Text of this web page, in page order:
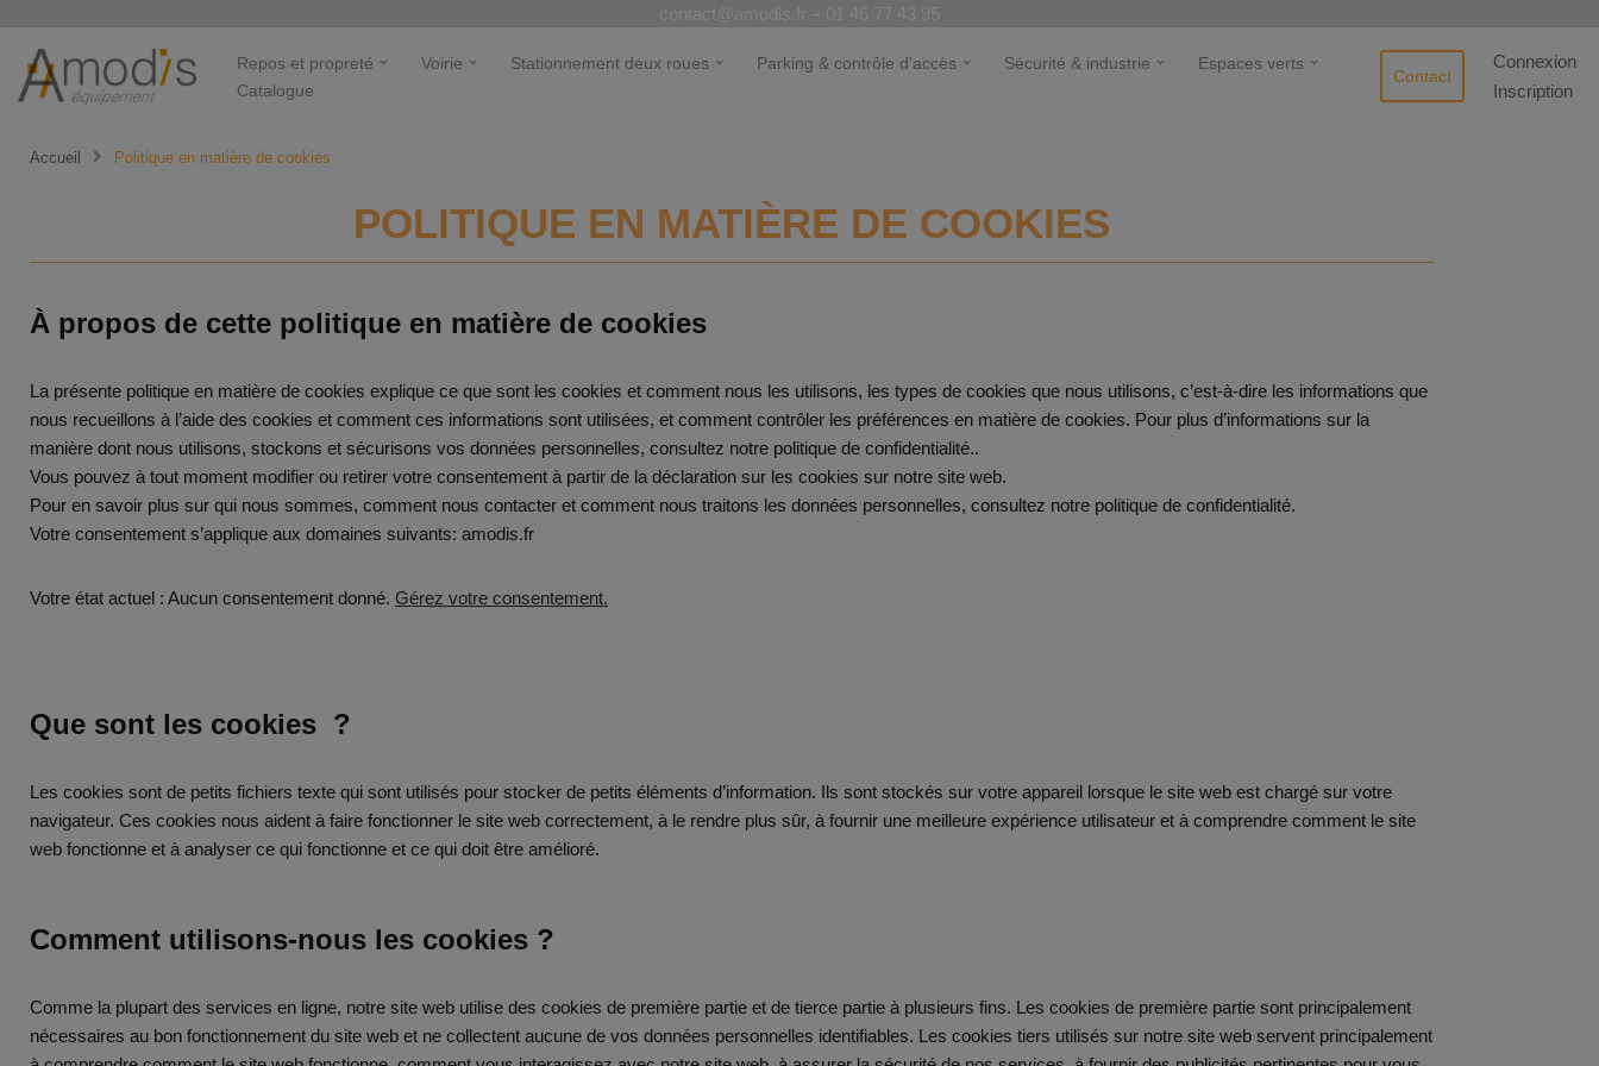
Aller
au
Repos et propreté Voirie Stationnement deux roues Parking & contrôle d’accès Sécurité & industrie
Espaces verts
Catalogue
Contact
Connexion
Inscription
Accueil Politique en matière de cookies
POLITIQUE EN MATIÈRE DE COOKIES
À propos de cette politique en matière de cookies
La présente politique en matière de cookies explique ce que sont les cookies et comment nous les utilisons, les types de cookies que nous utilisons, c’est-à-dire les informations que
nous recueillons à l’aide des cookies et comment ces informations sont utilisées, et comment contrôler les préférences en matière de cookies. Pour plus d’informations sur la
manière dont nous utilisons, stockons et sécurisons vos données personnelles, consultez notre politique de confidentialité..
Vous pouvez à tout moment modifier ou retirer votre consentement à partir de la déclaration sur les cookies sur notre site web.
Pour en savoir plus sur qui nous sommes, comment nous contacter et comment nous traitons les données personnelles, consultez notre politique de confidentialité.
Votre consentement s’applique aux domaines suivants: amodis.fr
Votre état actuel : Aucun consentement donné. Gérez votre consentement.
Que sont les cookies ?
Les cookies sont de petits fichiers texte qui sont utilisés pour stocker de petits éléments d’information. Ils sont stockés sur votre appareil lorsque le site web est chargé sur votre
navigateur. Ces cookies nous aident à faire fonctionner le site web correctement, à le rendre plus sûr, à fournir une meilleure expérience utilisateur et à comprendre comment le site
web fonctionne et à analyser ce qui fonctionne et ce qui doit être amélioré.
Comment utilisons-nous les cookies ?
Comme la plupart des services en ligne, notre site web utilise des cookies de première partie et de tierce partie à plusieurs fins. Les cookies de première partie sont principalement
nécessaires au bon fonctionnement du site web et ne collectent aucune de vos données personnelles identifiables. Les cookies tiers utilisés sur notre site web servent principalement